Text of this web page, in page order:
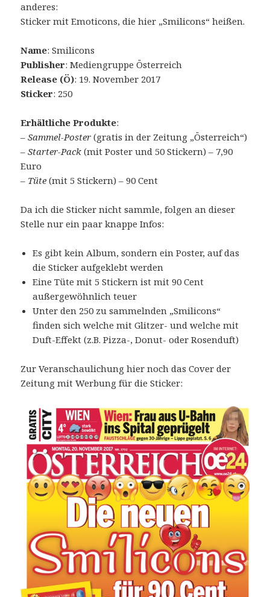
anderes:
Sticker mit Emoticons, die hier „Smilicons“ heißen.
Name: Smilicons
Publisher: Mediengruppe Österreich
Release (Ö): 19. November 2017
Sticker: 250
Erhältliche Produkte:
–Sammel-Poster (gratis in der Zeitung „Österreich“)
–Starter-Pack (mit Poster und 50 Stickern) – 7,90
Euro
– Tüte (mit 5 Stickern) – 90 Cent
Da ich die Sticker nicht sammle, folgen an dieser
Stelle nur ein paar knappe Infos:
Es gibt kein Album, sondern ein Poster, auf das
die Sticker aufgeklebt werden
Eine Tüte mit 5 Stickern ist mit 90 Cent
außergewöhnlich teuer
Unter den 250 zu sammelnden „Smilicons“
finden sich welche mit Glitzer- und welche mit
Duft-Effekt (z.B. Pizza-, Donut- oder Rosenduft)
Zur Veranschaulichung hier noch das Cover der
Zeitung mit Werbung für die Sticker: